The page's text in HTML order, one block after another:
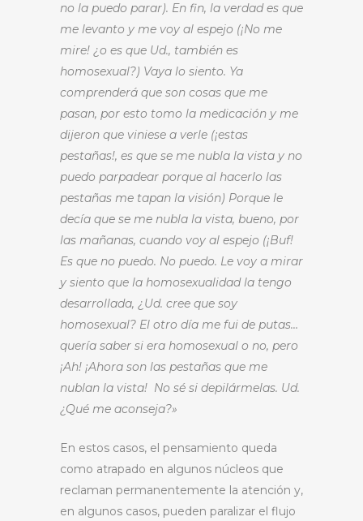
no la puedo parar). En fin, la verdad es que
me levanto y me voy al espejo (¡No me
mire! ¿o es que Ud., también es
homosexual?) Vaya lo siento. Ya
comprenderá que son cosas que me
pasan, por esto tomo la medicación y me
dijeron que viniese a verle (¡estas
pestañas!, es que se me nubla la vista y no
puedo parpadear porque al hacerlo las
pestañas me tapan la visión) Porque le
decía que se me nubla la vista, bueno, por
las mañanas, cuando voy al espejo (¡Buf!
Es que no puedo. No puedo. Le voy a mirar
y siento que la homosexualidad la tengo
desarrollada, ¿Ud. cree que soy
homosexual? El otro día me fui de putas…
quería saber si era homosexual o no, pero
¡Ah! ¡Ahora son las pestañas que me
nublan la vista! No sé si depilármelas. Ud.
¿Qué me aconseja?»
En estos casos, el pensamiento queda
como atrapado en algunos núcleos que
reclaman permanentemente la atención y,
en algunos casos, pueden paralizar el flujo